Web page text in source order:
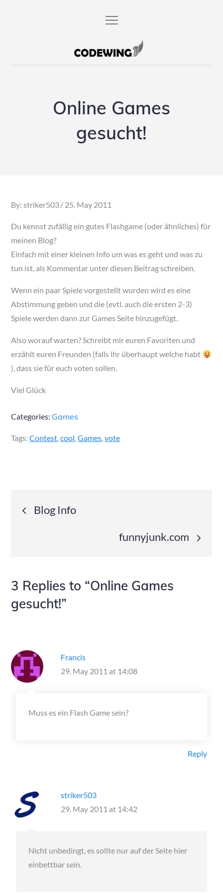
codewing.de
Online Games
gesucht!
By:striker503 Posted
25. May 2011
Du kennst zufällig ein gutes Flashgame (oder ähnliches) für
meinen Blog?
Einfach mit einer kleinen Info um was es geht und was zu
tun ist, als Kommentar unter diesen Beitrag schreiben.
Wenn ein paar Spiele vorgestellt wurden wird es eine
Abstimmung geben und die (evtl. auch die ersten 2-3)
Spiele werden dann zur Games Seite hinzugefügt.
Also worauf warten? Schreibt mir euren Favoriten und
erzählt euren Freunden (falls ihr überhaupt welche habt
), dass sie für euch voten sollen.
Viel Glück
Categories: Games
Tags:Contest,cool,Games,vote
Post
Blog Info
funnyjunk.com
3 Replies to “Online Games
gesucht!”
Francis
29. May 2011 at 14:08
Muss es ein Flash Game sein?
Reply
striker503
29. May 2011 at 14:42
Nicht unbedingt, es sollte nur auf der Seite hier
einbettbar sein.